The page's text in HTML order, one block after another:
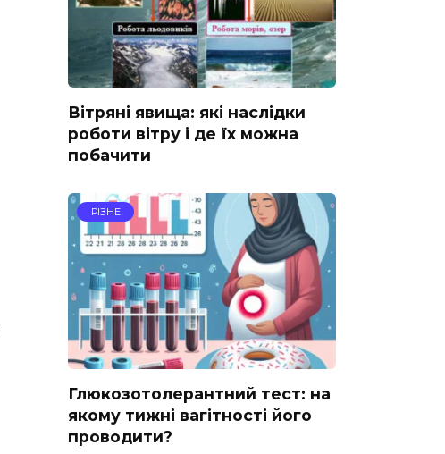
Вітряні явища: які наслідки
роботи вітру і де їх можна
побачити
РІЗНЕ
Глюкозотолерантний тест: на
якому тижні вагітності його
проводити?